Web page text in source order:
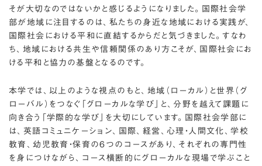
そが大切なのではないかと感じるようになりました。国際社会学
部が地域に注目するのは、私たちの身近な地域における実践が、
国際社会における平和に直結するからだと気づきました。すなわ
ち、地域における共生や信頼関係のあり方こそが、国際社会にお
ける平和と協力の基盤となるのです。
本学では、以上のような視点のもと、地域（ローカル）と世界（グ
ローバル）をつなぐ「グローカルな学び」と、分野を越えて課題に
向き合う「学際的な学び」を大切にしています。国際社会学部に
は、英語コミュニケーション、国際、経営、心理・人間文化、学校
教育、幼児教育・保育の6つのコースがあり、それぞれの専門性
を身につけながら、コース横断的にグローカルな現場で学ぶこと